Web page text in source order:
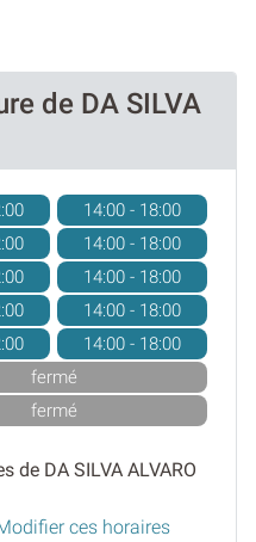
de DA SILVA
14:00 - 18:00
14:00 - 18:00
14:00 - 18:00
14:00 - 18:00
14:00 - 18:00
fermé
fermé
de DA SILVA ALVARO
ces horaires